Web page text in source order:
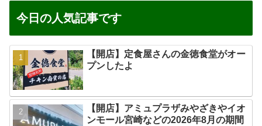
今日の人気記事です
【開店】定食屋さんの金徳食堂がオー
プンしたよ
【開店】アミュプラザみやざきやイオ
ンモール宮崎などの2026年8月の期間